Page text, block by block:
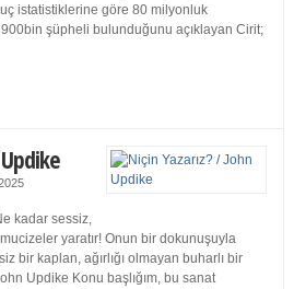
istatistiklerine göre 80 milyonluk
şüpheli bulunduğunu açıklayan Cirit;
kadar sessiz,
yaratır! Onun bir dokunuşuyla
bir kaplan, ağırlığı olmayan buharlı bir
Updike Konu başlığım, bu sanat